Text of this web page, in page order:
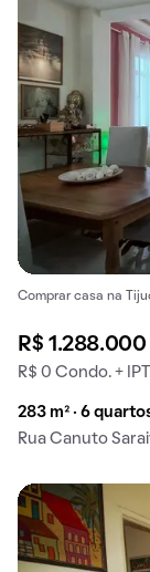
Comprar casa na
R$ 1.288.000
R$ 0 Condo. +
283 m² · 6
Rua Canuto